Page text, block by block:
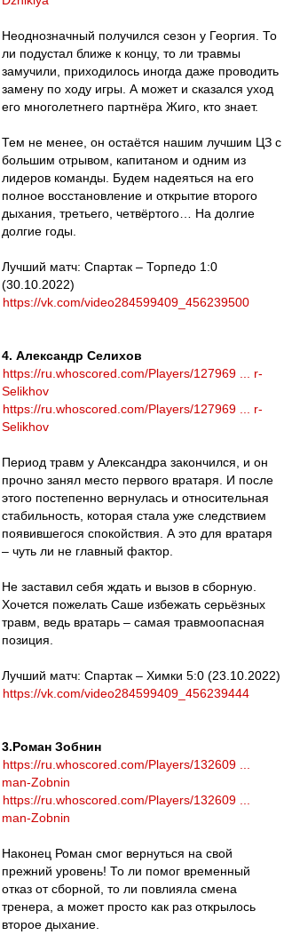
Неоднозначный получился сезон у Георгия. То
ли подустал ближе к концу, то ли травмы
замучили, приходилось иногда даже проводить
замену по ходу игры. А может и сказался уход
его многолетнего партнёра Жиго, кто знает.
Тем не менее, он остаётся нашим лучшим ЦЗ с
большим отрывом, капитаном и одним из
лидеров команды. Будем надеяться на его
полное восстановление и открытие второго
дыхания, третьего, четвёртого… На долгие
долгие годы.
Лучший матч: Спартак – Торпедо 1:0
(30.10.2022)
https://vk.com/video284599409_456239500
4. Александр Селихов
https://ru.whoscored.com/Players/127969 ... r-
Selikhov
https://ru.whoscored.com/Players/127969 ... r-
Selikhov
Период травм у Александра закончился, и он
прочно занял место первого вратаря. И после
этого постепенно вернулась и относительная
стабильность, которая стала уже следствием
появившегося спокойствия. А это для вратаря
– чуть ли не главный фактор.
Не заставил себя ждать и вызов в сборную.
Хочется пожелать Саше избежать серьёзных
травм, ведь вратарь – самая травмоопасная
позиция.
Лучший матч: Спартак – Химки 5:0 (23.10.2022)
https://vk.com/video284599409_456239444
3.Роман Зобнин
https://ru.whoscored.com/Players/132609 ...
man-Zobnin
https://ru.whoscored.com/Players/132609 ...
man-Zobnin
Наконец Роман смог вернуться на свой
прежний уровень! То ли помог временный
отказ от сборной, то ли повлияла смена
тренера, а может просто как раз открылось
второе дыхание.